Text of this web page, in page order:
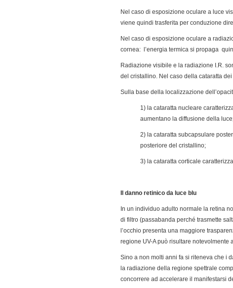
Nel caso di esposizione oculare a luce
viene quindi trasferita per conduzione
Nel caso di esposizione oculare a
cornea: l’energia termica si propaga
Radiazione visibile e la radiazione I.R.
del cristallino. Nel caso della cataratta
Sulla base della localizzazione
1) la cataratta nucleare
aumentano la diffusione della
2) la cataratta subcapsulare
posteriore del cristallino;
3) la cataratta corticale
Il danno retinico da luce blu
In un individuo adulto normale la retina
di filtro (passabanda perché trasmette
l’occhio presenta una maggiore
regione UV-A può risultare notevolmente
Sino a non molti anni fa si riteneva che i
la radiazione della regione spettrale
concorrere ad accelerare il manifestarsi